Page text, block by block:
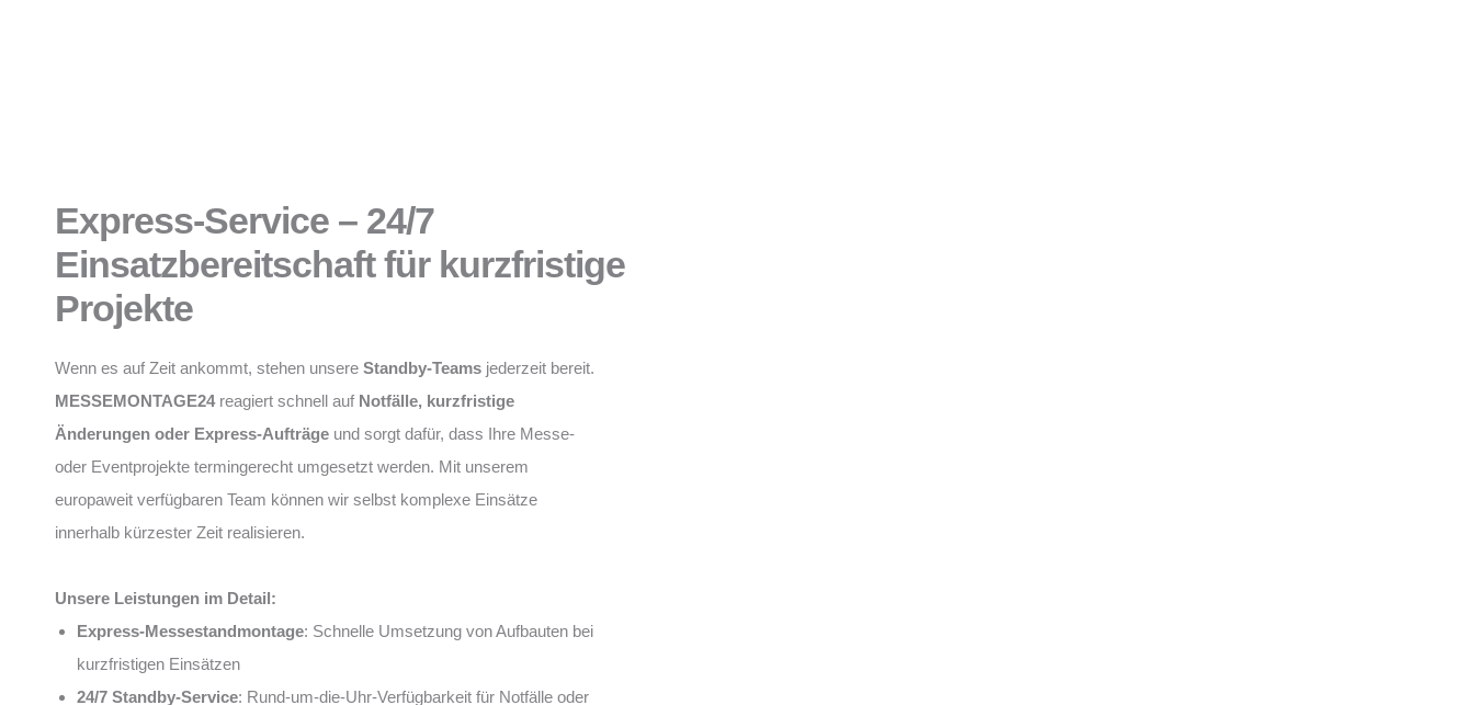
Express-Service – 24/7
Einsatzbereitschaft für kurzfristige
Projekte
Wenn es auf Zeit ankommt, stehen unsere Standby-Teams jederzeit bereit.
MESSEMONTAGE24reagiert schnell auf Notfälle, kurzfristige
Änderungen oder Express-Aufträge und sorgt dafür, dass Ihre Messe-
oder Eventprojekte termingerecht umgesetzt werden. Mit unserem
europaweit verfügbaren Team können wir selbst komplexe Einsätze
innerhalb kürzester Zeit realisieren.
Unsere Leistungen im Detail:
Express-Messestandmontage: Schnelle Umsetzung von Aufbauten bei
kurzfristigen Einsätzen
24/7 Standby-Service: Rund-um-die-Uhr-Verfügbarkeit für Notfälle oder